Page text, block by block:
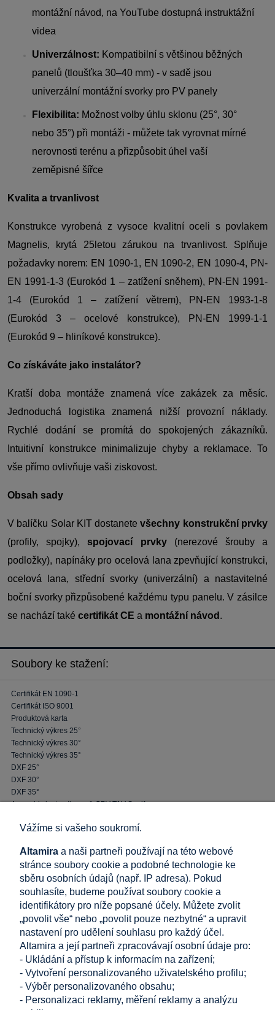
montážní návod, na YouTube dostupná instruktážní
videa
Univerzálnost: Kompatibilní s většinou běžných
panelů (tloušťka 30–40 mm) - v sadě jsou
univerzální montážní svorky pro PV panely
Flexibilita: Možnost volby úhlu sklonu (25°, 30°
nebo 35°) při montáži - můžete tak vyrovnat mírné
nerovnosti terénu a přizpůsobit úhel vaší
zeměpisné šířce
Kvalita a trvanlivost
Konstrukce vyrobená z vysoce kvalitní oceli s povlakem
Magnelis, krytá 25letou zárukou na trvanlivost. Splňuje
požadavky norem: EN 1090-1, EN 1090-2, EN 1090-4, PN-
EN 1991-1-3 (Eurokód 1 – zatížení sněhem), PN-EN 1991-
1-4 (Eurokód 1 – zatížení větrem), PN-EN 1993-1-8
(Eurokód 3 – ocelové konstrukce), PN-EN 1999-1-1
(Eurokód 9 – hliníkové konstrukce).
Co získáváte jako instalátor?
Kratší doba montáže znamená více zakázek za měsíc.
Jednoduchá logistika znamená nižší provozní náklady.
Rychlé dodání se promítá do spokojených zákazníků.
Intuitivní konstrukce minimalizuje chyby a reklamace. To
vše přímo ovlivňuje vaši ziskovost.
Obsah sady
V balíčku Solar KIT dostanetevšechny konstrukční prvky
(profily, spojky),spojovací prvky(nerezové šrouby a
podložky), napínáky pro ocelová lana zpevňující konstrukci,
ocelová lana, střední svorky (univerzální) a nastavitelné
boční svorky přizpůsobené každému typu panelu. V zásilce
se nachází také certifikát CE a montážní návod .
Soubory ke stažení:
Certifikát EN 1090-1
Certifikát ISO 9001
Produktová karta
Technický výkres 25°
Technický výkres 30°
Technický výkres 35°
DXF 25°
DXF 30°
DXF 35°
Assembly instructions v1 GPV-T1V-S.pdf
Související produkty
Nastavitelný zemní šroub pro PV konstrukce Hardox
šroubový pilot
2 167,33 Kč
Cena bez DPH:1 791,17 Kč přidat do košíku
NAKUPOVÁNÍ
Vážíme si vašeho soukromí.
Altamira a naši partneři používají na této webové
stránce soubory cookie a podobné technologie ke
sběru osobních údajů (např. IP adresa). Pokud
souhlasíte, budeme používat soubory cookie a
identifikátory pro níže popsané účely. Můžete zvolit
„povolit vše“ nebo „povolit pouze nezbytné“ a upravit
nastavení pro udělení souhlasu pro každý účel.
Altamira a její partneři zpracovávají osobní údaje pro:
- Ukládání a přístup k informacím na zařízení;
- Vytvoření personalizovaného uživatelského profilu;
- Výběr personalizovaného obsahu;
- Personalizaci reklamy, měření reklamy a analýzu